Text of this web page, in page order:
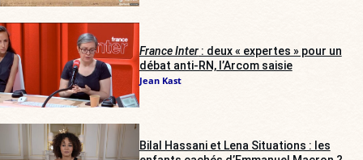
France Inter: deux « expertes » pour un
débat anti-RN, l’Arcom saisie
Jean Kast
Bilal Hassani et Lena Situations : les